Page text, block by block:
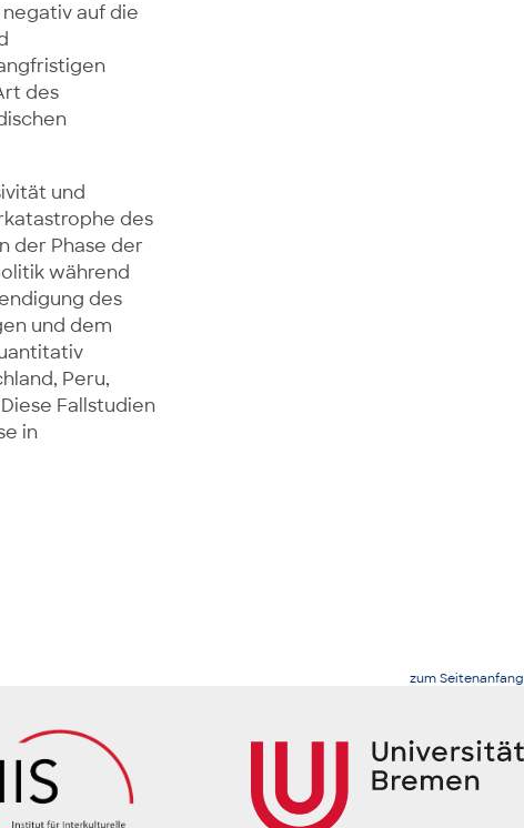
auf die
des
und
des
der Phase der
während
des
und dem
Peru,
Fallstudien
in
zum Seitenanfang